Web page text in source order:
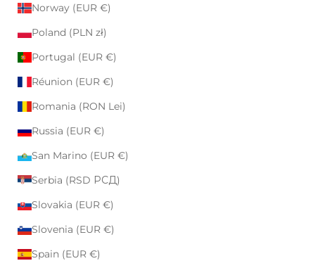
Norway (EUR €)
Poland (PLN zł)
Portugal (EUR €)
Réunion (EUR €)
Romania (RON Lei)
Russia (EUR €)
San Marino (EUR €)
Serbia (RSD РСД)
Slovakia (EUR €)
Slovenia (EUR €)
Spain (EUR €)